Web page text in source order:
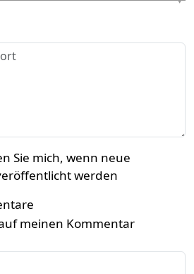
Sie mich, wenn neue
werden
meinen Kommentar